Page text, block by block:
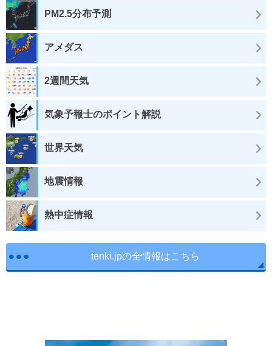
PM2.5分布予測
アメダス
2週間天気
気象予報士のポイント解説
世界天気
地震情報
熱中症情報
tenki.jpの全情報はこちら